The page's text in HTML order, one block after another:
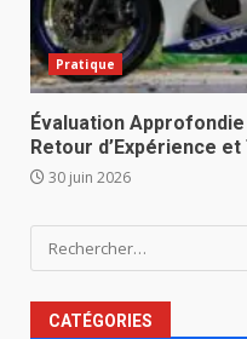
Pratique
Évaluation
Retour d’Expérience
30 juin 2026
Rechercher :
CATÉGORIES